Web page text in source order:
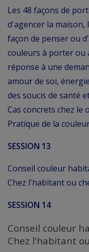
Les 48 façons de
d'agencer la maison,
façon de penser ou
couleurs à porter ou
réponse à une
amour de soi,
des soucis de santé
Cas concrets chez le
Pratique de la
SESSION 13
Conseil couleur
Chez l'habitant ou
SESSION 14
Conseil couleur
Chez l'habitant